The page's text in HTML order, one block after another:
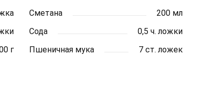
Сметана
200 мл
Сода
0,5 ч. ложки
г Пшеничная мука 7 ст. ложек